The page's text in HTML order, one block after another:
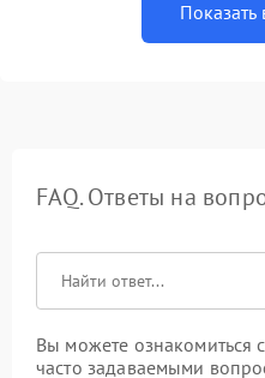
Показать
FAQ. Ответы на
Вы можете
часто задаваемыми